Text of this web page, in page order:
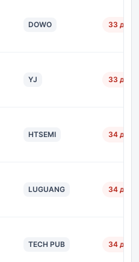
DOWO 33 дн.
YJ 33 дн.
HTSEMI 34 дн.
LUGUANG 34 дн.
TECH PUB 34 дн.